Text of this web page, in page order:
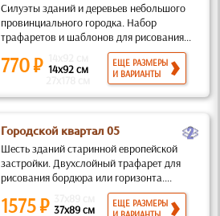
Силуэты зданий и деревьев небольшого
провинциального городка. Набор
трафаретов и шаблонов для рисования...
770 ₽ 14x92 см
ЕЩЕ РАЗМЕРЫ
И ВАРИАНТЫ
Городской квартал 05 b
Шесть зданий старинной европейской
застройки. Двухслойный трафарет для
рисования бордюра или горизонта....
1575 ₽ 37x89 см
ЕЩЕ РАЗМЕРЫ